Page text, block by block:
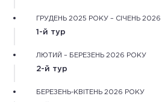
ГРУДЕНЬ 2025 РОКУ – СІЧЕНЬ
1-й тур
Обробка зареєстрованих
обґрунтування дослідження.
ЛЮТИЙ – БЕРЕЗЕНЬ 2026 РОКУ
2-й тур
БЕРЕЗЕНЬ-КВІТЕНЬ 2026 РОКУ